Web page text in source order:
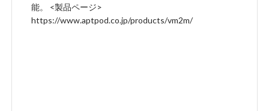
能。 <製品ページ>
https://www.aptpod.co.jp/products/vm2m/